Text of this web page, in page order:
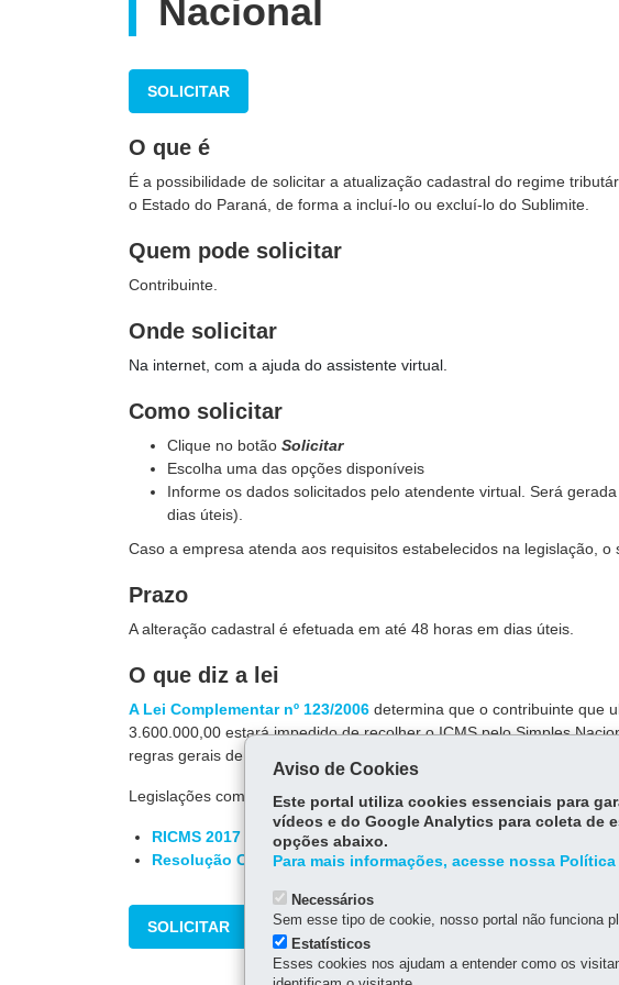
Nacional
SOLICITAR
O que é
É a possibilidade de solicitar a atualização cadastral do regime
o Estado do Paraná, de forma a incluí-lo ou excluí-lo do Sublimite.
Quem pode solicitar
Contribuinte.
Onde solicitar
Na internet, com a ajuda do assistente virtual.
Como solicitar
Clique no botão Solicitar
Escolha uma das opções disponíveis
Informe os dados solicitados pelo atendente virtual. Será
dias úteis).
Caso a empresa atenda aos requisitos estabelecidos na legislação, o
Prazo
A alteração cadastral é efetuada em até 48 horas em dias úteis.
O que diz a lei
A Lei Complementar nº 123/2006 determina que o contribuinte que
3.600.000,00 estará impedido de recolher o ICMS pelo Simples
regras gerais de incidência.
Legislações complementares:
RICMS 2017
Resolução CGSN nº 140/2018
SOLICITAR
Aviso de Cookies
Este portal utiliza cookies essenciais para
vídeos e do Google Analytics para coleta de
opções abaixo.
Para mais informações, acesse nossa
Necessários
Sem esse tipo de cookie, nosso portal não funciona
Estatísticos
Esses cookies nos ajudam a entender como os